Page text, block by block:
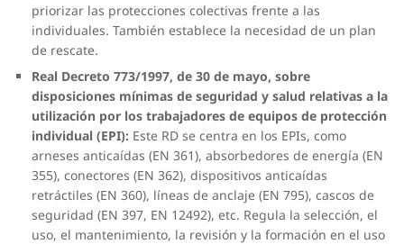
priorizar las protecciones colectivas frente a las
individuales. También establece la necesidad de un plan
de rescate.
Real Decreto 773/1997, de 30 de mayo, sobre
disposiciones mínimas de seguridad y salud relativas a la
utilización por los trabajadores de equipos de protección
individual (EPI): Este RD se centra en los EPIs, como
arneses anticaídas (EN 361), absorbedores de energía (EN
355), conectores (EN 362), dispositivos anticaídas
retráctiles (EN 360), líneas de anclaje (EN 795), cascos de
seguridad (EN 397, EN 12492), etc. Regula la selección, el
uso, el mantenimiento, la revisión y la formación en el uso